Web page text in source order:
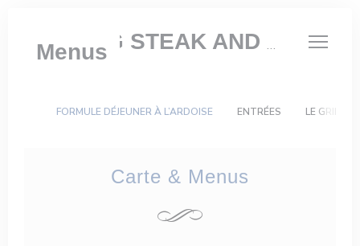
KEATING STEAK AND WINE HOUSE
Menus
Carte & Menus
FORMULE DÉJEUNER À L’ARDOISE ENTRÉES LE GRILL